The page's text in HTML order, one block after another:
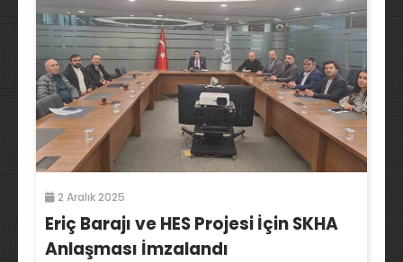
2 Aralık 2025
Eriç Barajı ve HES Projesi İçin SKHA
Anlaşması İmzalandı